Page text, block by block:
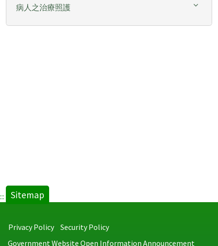
病人之治療照護
::: Sitemap
Privacy Policy
Security Policy
Government Website Open Information Announcement